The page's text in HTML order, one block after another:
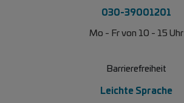
030-39001201
Mo - Fr von 10 - 15 Uhr
Barrierefreiheit
Leichte Sprache